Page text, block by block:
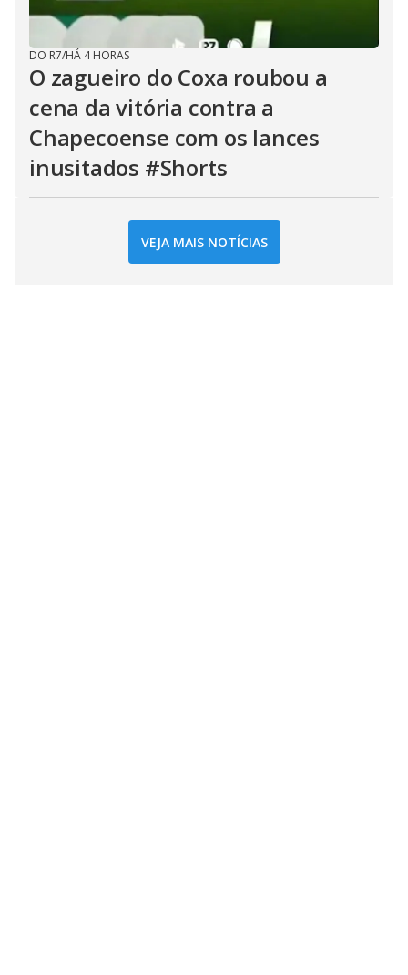
DO R7/HÁ 4 HORAS
O zagueiro do Coxa roubou a
cena da vitória contra a
Chapecoense com os lances
inusitados #Shorts
VEJA MAIS NOTÍCIAS